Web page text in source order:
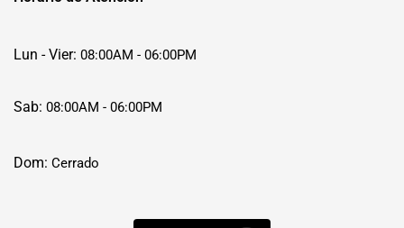
Lun - Vier: 08:00AM - 06:00PM
Sab: 08:00AM - 06:00PM
Dom: Cerrado